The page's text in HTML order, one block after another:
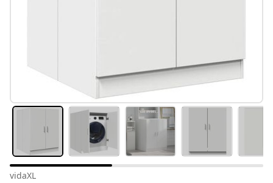
vidaXL